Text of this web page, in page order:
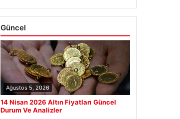
Güncel
Ağustos 5, 2026
14 Nisan 2026 Altın Fiyatları Güncel
Durum Ve Analizler